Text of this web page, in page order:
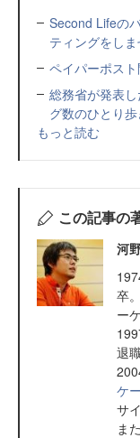
Second Lifeの
ティングをし
ペイパーポスト
総務省が発表
グ数のひとり
もっと読む
この記事の
河
卒
ー
退
ケ
サ
ま